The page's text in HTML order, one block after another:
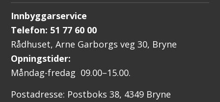
Innbyggarservice
Telefon: 51 77 60 00
Rådhuset, Arne Garborgs veg 30, Bryne
Opningstider:
Måndag-fredag 09.00–15.00.
Postadresse: Postboks 38, 4349 Bryne